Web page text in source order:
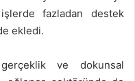
fazladan destek
ekledi.
ve dokunsal